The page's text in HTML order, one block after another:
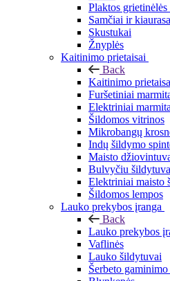
Plaktos
Samčiai ir
Skustukai
Žnyplės
Kaitinimo prietaisai
Back
Kaitinimo
Furšetiniai
Elektriniai
Šildomos vitrinos
Mikrobangų
Indų šildymo
Maisto
Bulvyčiu
Elektriniai maisto
Šildomos lempos
Lauko prekybos įranga
Back
Lauko prekybos
Vaflinės
Lauko šildytuvai
Šerbeto gaminimo